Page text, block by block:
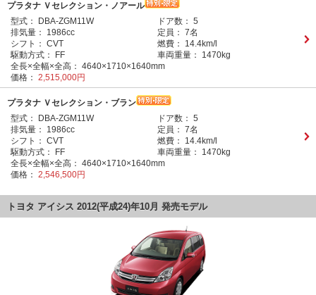
プラタナ Ｖセレクション・ノアール
型式：
DBA-ZGM11W ドア数： 5
排気量：
1986cc 定員： 7名
シフト： CVT 燃費：
14.4km/l
駆動方式：
FF 車両重量：
1470kg
全長×全幅×全高： 4640×1710×1640mm
価格： 2,515,000円
プラタナ Ｖセレクション・ブラン
型式：
DBA-ZGM11W ドア数： 5
排気量：
1986cc 定員： 7名
シフト： CVT 燃費：
14.4km/l
駆動方式：
FF 車両重量：
1470kg
全長×全幅×全高： 4640×1710×1640mm
価格： 2,546,500円
トヨタ アイシス 2012(平成24)年10月 発売モデル